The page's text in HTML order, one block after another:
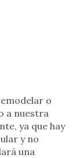
o
a nuestra
ya que hay
y no
una